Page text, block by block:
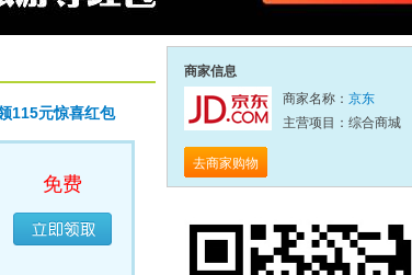
115元惊喜红包
免费
已经领完
商家信息
商家名称： 京东
主营项目：综合商城
去商家购物